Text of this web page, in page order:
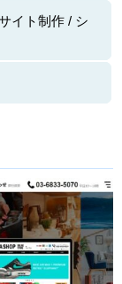
イト制作 / シ